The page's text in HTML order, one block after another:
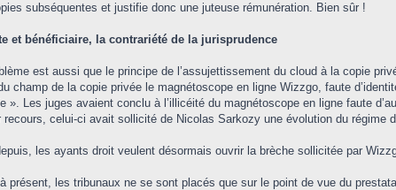
subséquentes et justifie donc une juteuse rémunération. Bien sûr !
et bénéficiaire, la contrariété de la jurisprudence
est aussi que le principe de l’assujettissement du cloud à la copie
champ de la copie privée le magnétoscope en ligne Wizzgo, faute
». Les juges avaient conclu à l’illicéité du magnétoscope en ligne faute
recours, celui-ci avait sollicité de Nicolas Sarkozy une évolution du régime
les ayants droit veulent désormais ouvrir la brèche sollicitée par
présent, les tribunaux ne se sont placés que sur le point de vue du